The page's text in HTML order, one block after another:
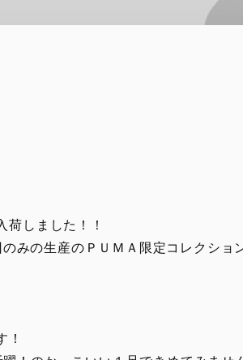
荷しました！！
みの生産のＰＵＭＡ限定コレクシ
！